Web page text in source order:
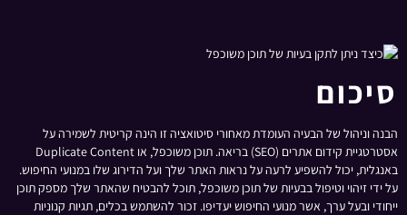
סיכום
הבנה וניהול של הבעיה העומדת מאחורי סיטואציה זו הינה קריטית לשמירה על
אסטרטגיית קידום אתרים (SEO) בריאה. תוכן משוכפל, או Duplicate Content
באנגלית, יכול להשפיע לרעה על נראות האתר שלך ועל הדירוג שלו במנועי החיפוש.
על ידי זיהוי וטיפול בבעיות של תוכן משוכפל, תוכל להבטיח שהאתר שלך מספק תוכן
ייחודי ובעל ערך, אשר מנועי החיפוש יעדיפו. זכור להשתמש בכלים, תגיות קנוניות